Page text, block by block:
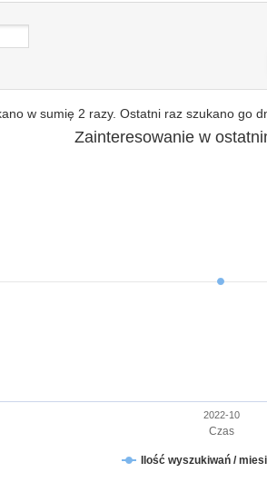
w sumię 2 razy. Ostatni raz szukano go
Czas
Zainteresowanie w
Ilość wyszukiwań /
2022-10